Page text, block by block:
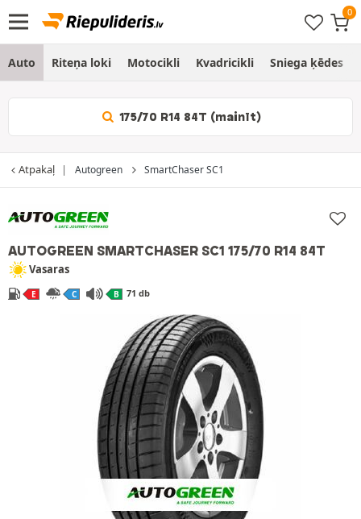
Auto Riteņa loki Motocikli Kvadricikli Sniega ķēdes
175/70 R14 84T (mainīt)
Atpakaļ Autogreen SmartChaser SC1
AUTOGREEN SMARTCHASER SC1 175/70 R14 84T
Vasaras
E C B 71 db